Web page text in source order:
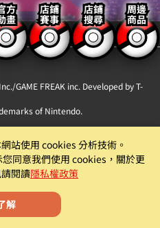
方
畫
店鋪
賽事
店鋪
搜尋
周邊
商品
GAME FREAK inc. Developed by T-
of Nintendo.
販賣機。
權就該遊戲為內容調整、更新、優化或
站使用 cookies 分析技術。
同意我們使用 cookies，關於更
閱讀隱私權政策
解